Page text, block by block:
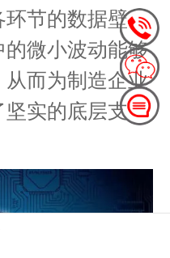
节的数据壁
微小波动能够
而为制造企业
坚实的底层支